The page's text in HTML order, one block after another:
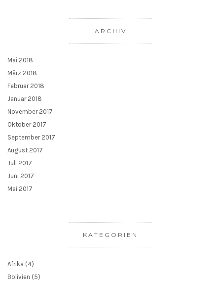
ARCHIV
Mai 2018
März 2018
Februar 2018
Januar 2018
November 2017
Oktober 2017
September 2017
August 2017
Juli 2017
Juni 2017
Mai 2017
KATEGORIEN
Afrika (4)
Bolivien (5)